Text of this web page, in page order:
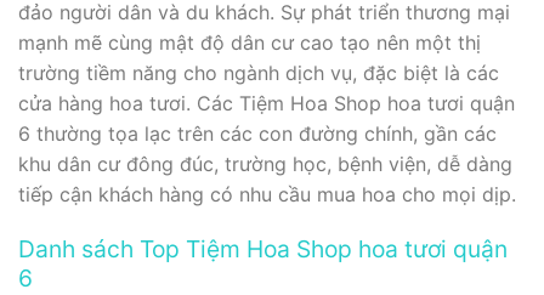
đảo người dân và du khách. Sự phát triển thương mại
mạnh mẽ cùng mật độ dân cư cao tạo nên một thị
trường tiềm năng cho ngành dịch vụ, đặc biệt là các
cửa hàng hoa tươi. Các Tiệm Hoa Shop hoa tươi quận
6 thường tọa lạc trên các con đường chính, gần các
khu dân cư đông đúc, trường học, bệnh viện, dễ dàng
tiếp cận khách hàng có nhu cầu mua hoa cho mọi dịp.
Danh sách Top Tiệm Hoa Shop hoa tươi quận
6